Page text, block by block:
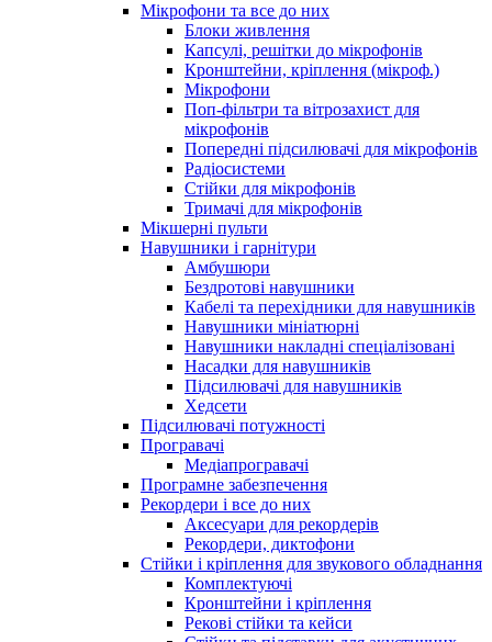
Мікрофони та все до них
Блоки живлення
Капсулі, решітки до мікрофонів
Кронштейни, кріплення (мікроф.)
Мікрофони
Поп-фільтри та вітрозахист для
мікрофонів
Попередні підсилювачі для мікрофонів
Радіосистеми
Стійки для мікрофонів
Тримачі для мікрофонів
Мікшерні пульти
Навушники і гарнітури
Амбушюри
Бездротові навушники
Кабелі та перехідники для навушників
Навушники мініатюрні
Навушники накладні спеціалізовані
Насадки для навушників
Підсилювачі для навушників
Хедсети
Підсилювачі потужності
Програвачі
Медіапрогравачі
Програмне забезпечення
Рекордери і все до них
Аксесуари для рекордерів
Рекордери, диктофони
Стійки і кріплення для звукового обладнання
Комплектуючі
Кронштейни і кріплення
Рекові стійки та кейси